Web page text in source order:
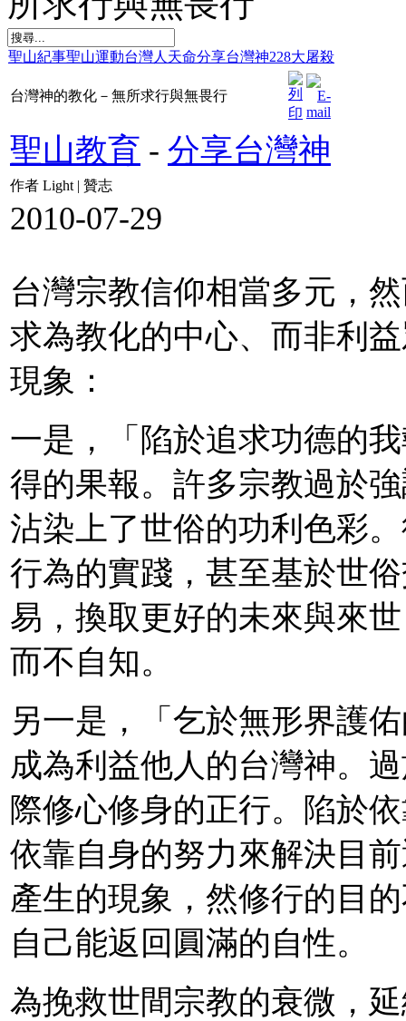
聖山紀事聖山運動台灣人天命分享台灣神228大屠殺
台灣神的教化－無所求行與無畏行
聖山教育 - 分享台灣神
作者 Light | 贊志
2010-07-29
台灣宗教信仰相當多元，
求為教化的中心、而非利
現象：
一是，「陷於追求功德的
得的果報。許多宗教過於
沾染上了世俗的功利色彩
行為的實踐，甚至基於世
易，換取更好的未來與來
而不自知。
另一是，「乞於無形界護
成為利益他人的台灣神。
際修心修身的正行。陷於
依靠自身的努力來解決目
產生的現象，然修行的目
自己能返回圓滿的自性。
為挽救世間宗教的衰微，